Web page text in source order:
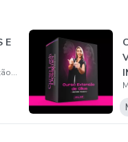
E
Michelle da Conceição Santos Teodoro